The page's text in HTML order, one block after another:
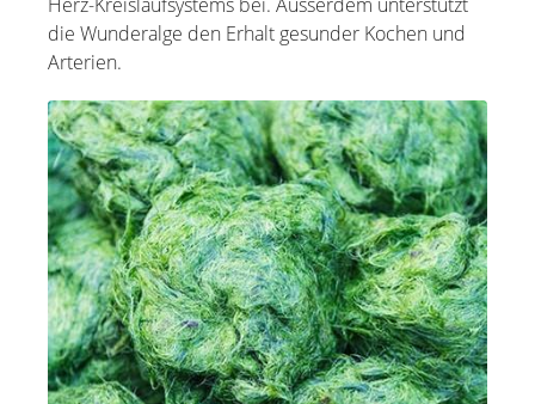
die Wunderalge den Erhalt gesunder Kochen und
Arterien.